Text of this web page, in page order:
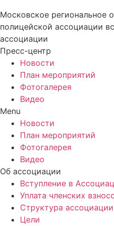
Московское региональное
полицейской ассоциации
ассоциации
Пресс-центр
Новости
План мероприятий
Фотогалерея
Видео
Menu
Новости
План мероприятий
Фотогалерея
Видео
Об ассоциации
Вступление в
Уплата членских
Структура ассоциации
Цели